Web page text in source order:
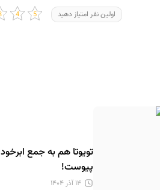
اولین نفر امتیاز دهید
تویوتا هم به جمع
پیوست!
۱۴ آذر ۱۴۰۴